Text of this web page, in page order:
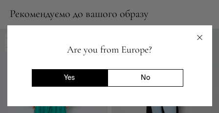
Are you from Europe?
Yes No
Рекомендуємо до вашого образу
-30%
-1800 ₴